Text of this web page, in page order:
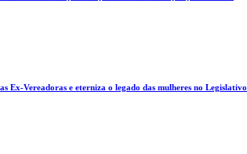
Vereadoras e eterniza o legado das mulheres no Legislativo